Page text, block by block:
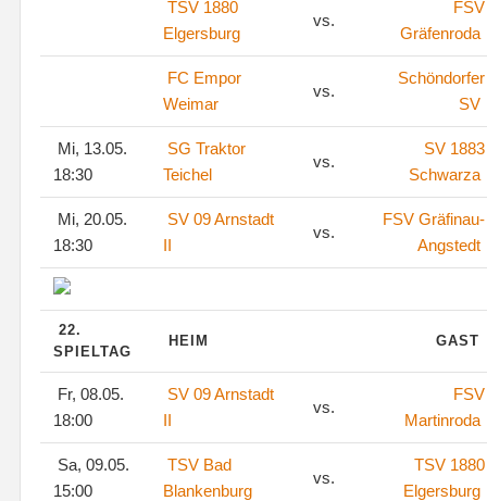
TSV 1880
Elgersburg
vs.
FSV
Gräfenroda
FC Empor
Weimar
vs.
Schöndorfer
SV
Mi, 13.05.
18:30
SG Traktor
Teichel
vs.
SV 1883
Schwarza
Mi, 20.05.
18:30
SV 09 Arnstadt
II
vs.
FSV Gräfinau-
Angstedt
22.
SPIELTAG
HEIM GAST
Fr, 08.05.
18:00
SV 09 Arnstadt
II
vs.
FSV
Martinroda
Sa, 09.05.
15:00
TSV Bad
Blankenburg
vs.
TSV 1880
Elgersburg